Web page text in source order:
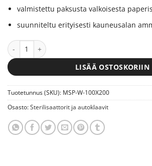
valmistettu paksusta valkoisesta
suunniteltu erityisesti kauneusalan
MicroSTOP WHITE Itsesulkeutuva sterilointi
LISÄÄ OSTOSKORIIN
Tuotetunnus (SKU): MSP-W-100X200
Osasto: Sterilisaattorit ja autoklaavit